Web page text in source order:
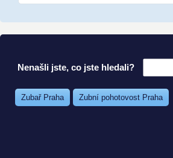
Nenašli jste, co jste hledali?
Zubař Praha Zubní pohotovost Praha